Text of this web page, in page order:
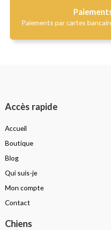
Paiements par cartes
Accès rapide
Accueil
Boutique
Blog
Qui suis-je
Mon compte
Contact
Chiens